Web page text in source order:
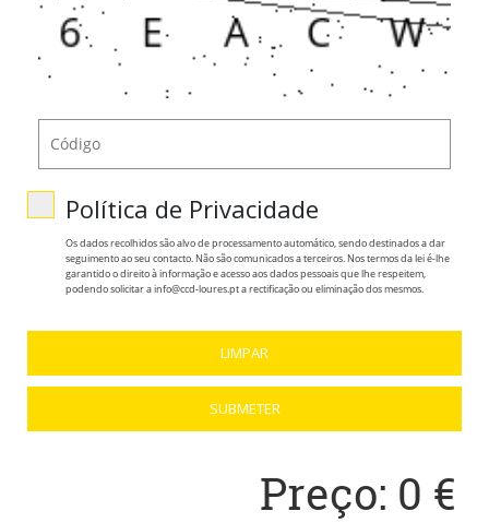
Política de Privacidade
Os dados recolhidos são alvo de processamento automático, sendo destinados a dar
seguimento ao seu contacto. Não são comunicados a terceiros. Nos termos da lei é-lhe
garantido o direito à informação e acesso aos dados pessoais que lhe respeitem,
podendo solicitar a info@ccd-loures.pt a rectificação ou eliminação dos mesmos.
Preço: 0 €